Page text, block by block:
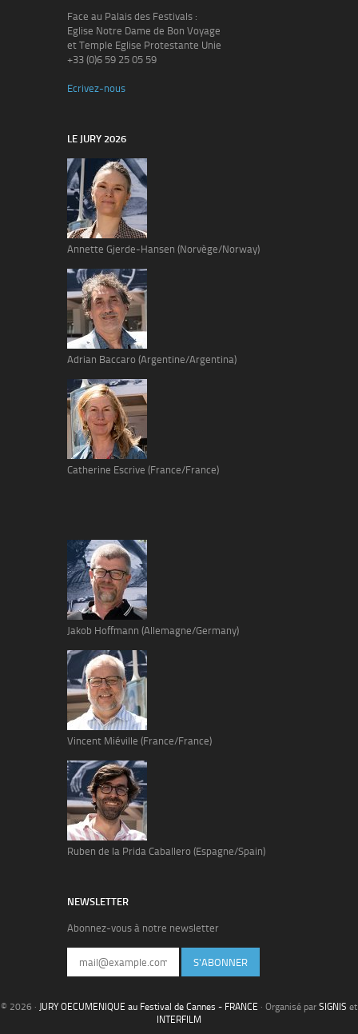
Face au Palais des Festivals :
Eglise Notre Dame de Bon Voyage
et Temple Eglise Protestante Unie
+33 (0)6 59 25 05 59
Ecrivez-nous
LE JURY 2026
Annette Gjerde-Hansen (Norvège/Norway)
Adrian Baccaro (Argentine/Argentina)
Catherine Escrive (France/France)
Jakob Hoffmann (Allemagne/Germany)
Vincent Miéville (France/France)
Ruben de la Prida Caballero (Espagne/Spain)
NEWSLETTER
Abonnez-vous à notre newsletter
S'ABONNER
© 2026 · JURY OECUMENIQUE au Festival de Cannes - FRANCE · Organisé par SIGNIS et
INTERFILM